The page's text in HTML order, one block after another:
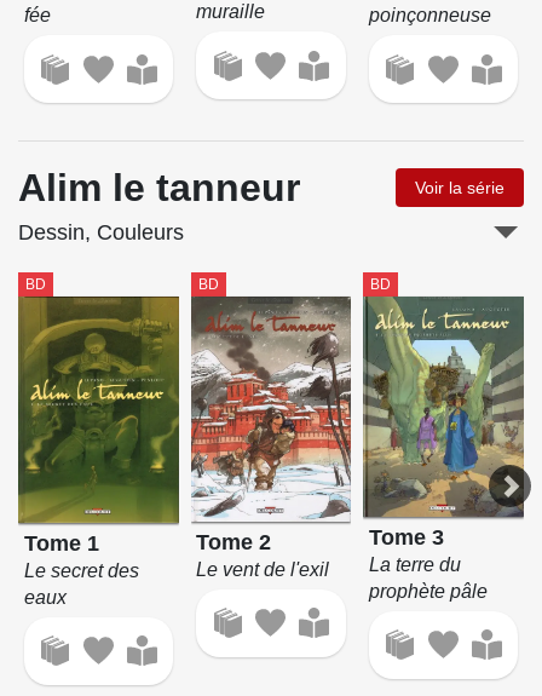
fée muraille poinçonneuse
Alim le tanneur Voir la série
Dessin, Couleurs
BD
Tome 1
Le secret des
eaux
BD
Tome 2
Le vent de l'exil
BD
Tome 3
La terre du
prophète pâle